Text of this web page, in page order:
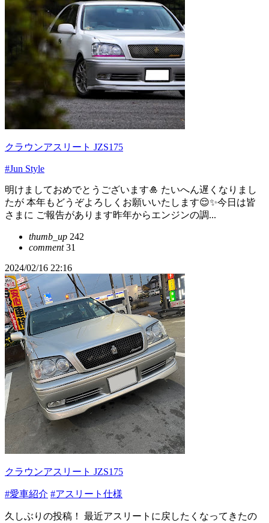
クラウンアスリート JZS175
#Jun Style
明けましておめでとうございます🎍 たいへん遅くなりまし
たが 本年もどうぞよろしくお願いいたします😌✨️今日は皆
さまに ご報告があります昨年からエンジンの調...
thumb_up 242
comment31
2024/02/16 22:16
クラウンアスリート JZS175
#愛車紹介 #アスリート仕様
久しぶりの投稿！ 最近アスリートに戻したくなってきたの